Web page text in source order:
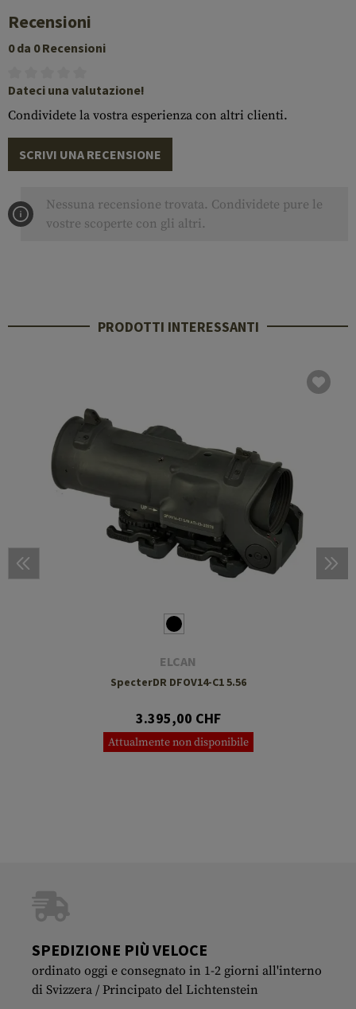
Recensioni
0 da 0 Recensioni
Dateci una valutazione!
Condividete la vostra esperienza con altri clienti.
SCRIVI UNA RECENSIONE
Nessuna recensione trovata. Condividete pure le
vostre scoperte con gli altri.
PRODOTTI INTERESSANTI
ELCAN
SpecterDR DFOV14-C1 5.56
3.395,00 CHF
Attualmente non disponibile
SPEDIZIONE PIÙ VELOCE
ordinato oggi e consegnato in 1-2 giorni all'interno
di Svizzera / Principato del Lichtenstein